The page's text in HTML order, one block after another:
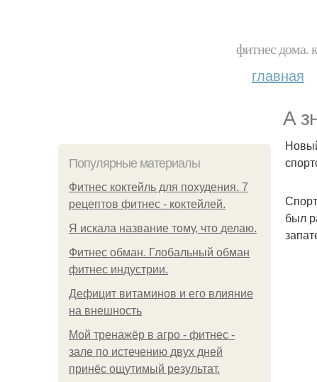
фитнес дома.
главная
А
Популярные материалы
Фитнес коктейль для похудения. 7
рецептов фитнес - коктейлей.
Я искала название тому, что делаю.
Фитнес обман. Глобальный обман
фитнес индустрии.
Дефицит витаминов и его влияние
на внешность
Мой тренажёр в агро - фитнес -
зале по истечению двух дней
принёс ощутимый результат.
был